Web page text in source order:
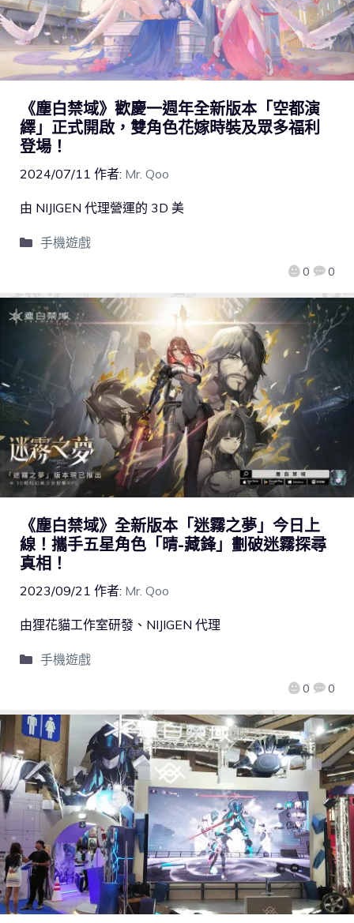
《塵白禁域》歡慶一週年全新版本「空都演
繹」正式開啟，雙角色花嫁時裝及眾多福利
登場！
2024/07/11 作者: Mr. Qoo
0 0
由 NIJIGEN 代理營運的 3D 美
手機遊戲
《塵白禁域》全新版本「迷霧之夢」今日上
線！攜手五星角色「晴-藏鋒」劃破迷霧探尋
真相！
2023/09/21 作者: Mr. Qoo
0 0
由狸花貓工作室研發、NIJIGEN 代理
手機遊戲